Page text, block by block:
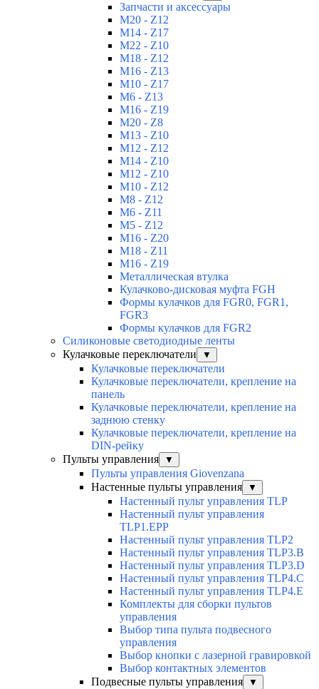
Запчасти и аксессуары
M20 - Z12
M14 - Z17
M22 - Z10
M18 - Z12
M16 - Z13
M10 - Z17
M6 - Z13
M16 - Z19
M20 - Z8
M13 - Z10
M12 - Z12
M14 - Z10
M12 - Z10
M10 - Z12
M8 - Z12
M6 - Z11
M5 - Z12
M16 - Z20
M18 - Z11
M16 - Z19
Металлическая втулка
Кулачково-дисковая муфта FGH
Формы кулачков для FGR0, FGR1,
FGR3
Формы кулачков для FGR2
Силиконовые светодиодные ленты
Кулачковые переключатели
▼
Кулачковые переключатели
Кулачковые переключатели, крепление на
панель
Кулачковые переключатели, крепление на
заднюю стенку
Кулачковые переключатели, крепление на
DIN-рейку
Пульты управления
▼
Пульты управления Giovenzana
Настенные пульты управления
▼
Настенный пульт управления TLP
Настенный пульт управления
TLP1.EPP
Настенный пульт управления TLP2
Настенный пульт управления TLP3.B
Настенный пульт управления TLP3.D
Настенный пульт управления TLP4.C
Настенный пульт управления TLP4.E
Комплекты для сборки пультов
управления
Выбор типа пульта подвесного
управления
Выбор кнопки с лазерной гравировкой
Выбор контактных элементов
Подвесные пульты управления
▼